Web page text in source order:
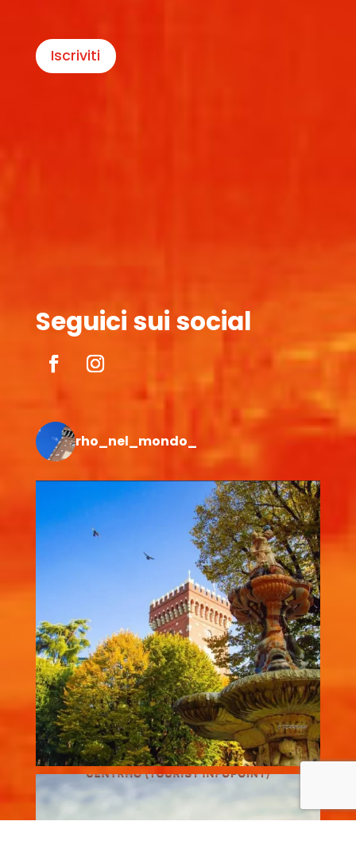
Iscriviti
Seguici sui social
rho_nel_mondo_